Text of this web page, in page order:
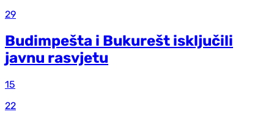
29
Budimpešta i Bukurešt isključili
javnu rasvjetu
15
22